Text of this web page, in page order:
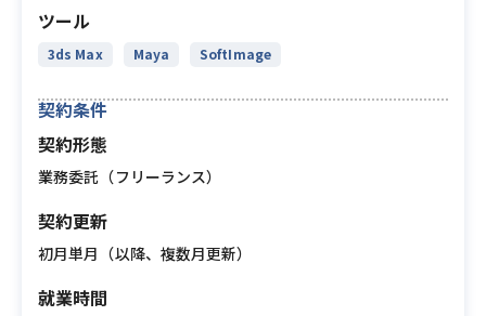
ツール
3ds Max Maya SoftImage
契約条件
契約形態
業務委託（フリーランス）
契約更新
初月単月（以降、複数月更新）
就業時間